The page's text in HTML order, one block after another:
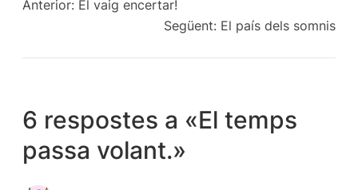
Anterior: El vaig encertar!
Següent: El país dels somnis
6 respostes a «El temps
passa volant.»